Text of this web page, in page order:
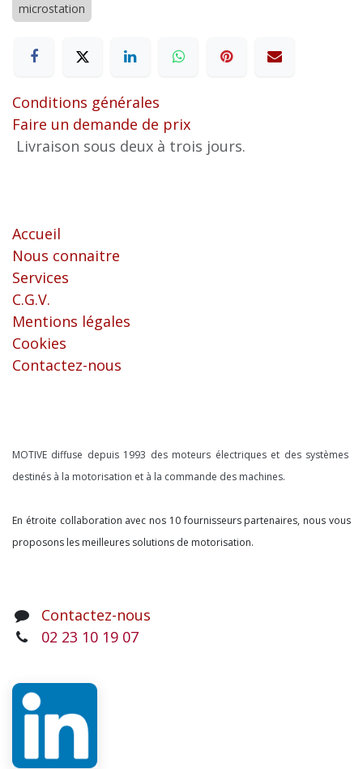
microstation
Conditions générales
Faire un demande de prix
Livraison sous deux à trois jours.
Accueil
Nous connaitre
Services
C.G.V.
Mentions légales
Cookies
Contactez-nous
MOTIVE diffuse depuis 1993 des moteurs électriques et des systèmes
destinés à la motorisation et à la commande des machines.
En étroite collaboration avec nos 10 fournisseurs partenaires, nous vous
proposons les meilleures solutions de motorisation.
Contactez-nous
02 23 10 19 07